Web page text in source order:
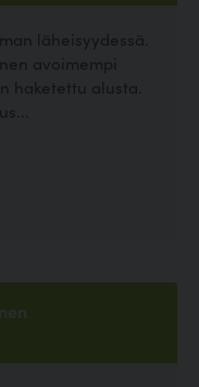
läheisyydessä.
avoimempi
haketettu alusta.